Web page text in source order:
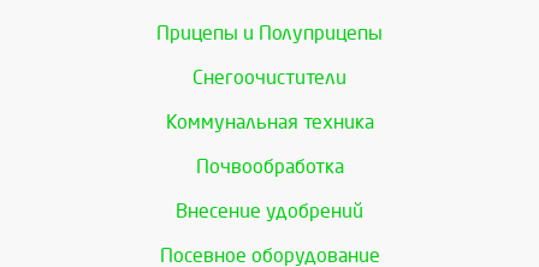
Прицепы и Полуприцепы
Снегоочистители
Коммунальная техника
Почвообработка
Внесение удобрений
Посевное оборудование